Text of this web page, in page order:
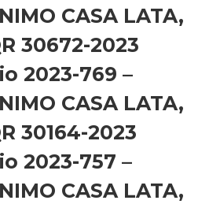
CASA LATA,
30672-2023
2023-769 –
CASA LATA,
30164-2023
2023-757 –
CASA LATA,